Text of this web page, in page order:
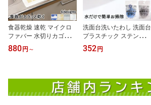
食器乾燥 速乾 マイクロ
ファバー 水切りカゴいら
ず 食器乾燥マット サン
ベルム（sanbelm)
880円 ～
洗面台洗いたわし 洗面台
プラスチック ステンレス
陶器 対応 傷をつけずに
洗える 小さい スポンジ
352円